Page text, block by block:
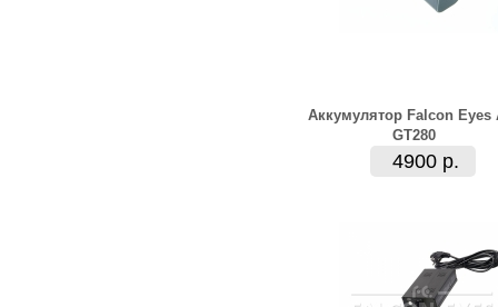
Аккумулятор Falcon Eyes
GT280
4900 р.